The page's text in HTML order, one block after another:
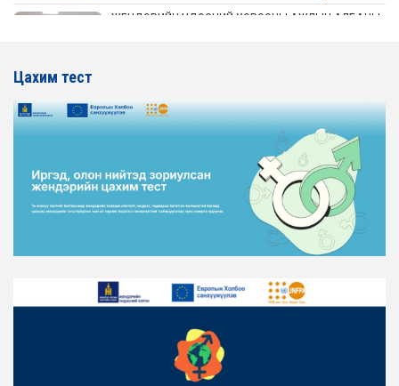
ЖЕНДЭРИЙН ҮНДЭСНИЙ ХОРООНЫ АЖЛЫН АЛБАНЫ
ЖЕНДЭРИЙН ҮНДЭСНИЙ ХОРООНЫ АЖЛЫН АЛБАНЫ
ТӨЛӨӨЛӨЛ ХОТ БАЙГУУЛАЛТ, БАРИЛГА, ОРОН
СУУЦЖУУЛАЛТЫН ЯАМАНД АЖИЛЛАВ
2026-02-16
ЖЕНДЭРИЙН ЭРХ ТЭГШ БАЙДЛЫГ ХАНГАХ ҮЙЛ
АЖИЛЛАГААГ ЭРЧИМЖҮҮЛЭХ САРЫН ХУВААРЬТАЙ
2026-02-16
ТӨЛӨӨЛӨЛ ЗАМ ТЭЭВРИЙН ЯАМАНД АЖИЛЛАВ
ЖЕНДЭРИЙН ҮНДЭСНИЙ ХОРООНЫ АЖЛЫН АЛБАНЫ
ТӨЛӨӨЛӨЛ БАТЛАН ХАМГААЛАХ ЯАМАНД
Цахим тест